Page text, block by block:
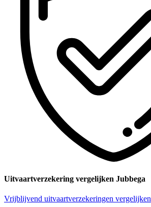
Uitvaartverzekering vergelijken Jubbega
Vrijblijvend uitvaartverzekeringen vergelijken